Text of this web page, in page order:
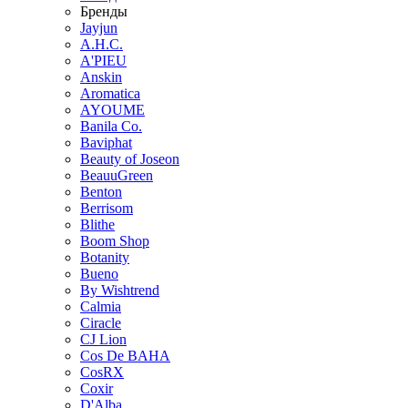
Бренды
Jayjun
A.H.C.
A'PIEU
Anskin
Aromatica
AYOUME
Banila Co.
Baviphat
Beauty of Joseon
BeauuGreen
Benton
Berrisom
Blithe
Boom Shop
Botanity
Bueno
By Wishtrend
Calmia
Ciracle
CJ Lion
Cos De BAHA
CosRX
Coxir
D'Alba